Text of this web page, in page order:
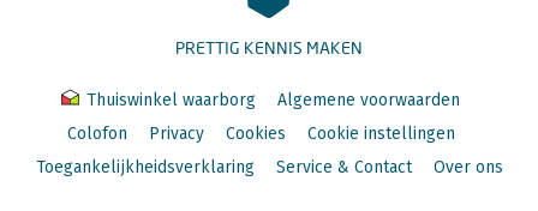
PRETTIG KENNIS MAKEN
Thuiswinkel waarborg
Algemene voorwaarden
Colofon
Privacy Cookies
Cookie instellingen
Toegankelijkheidsverklaring
Service & Contact Over ons